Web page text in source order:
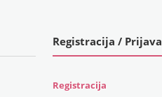
Registracija / Prijava
Registracija